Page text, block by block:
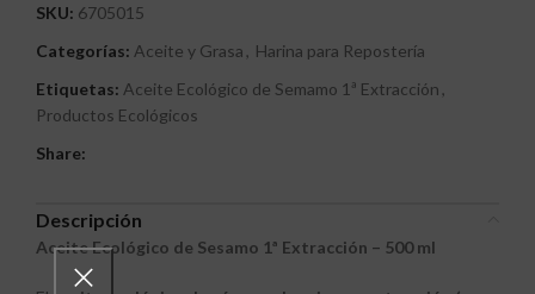
SKU: 6705015
Categorías: Aceite y Grasa , Harina para Repostería
Etiquetas: Aceite Ecológico de Semamo 1ª Extracción ,
Productos Ecológicos
Share:
Descripción
Aceite Ecológico de Sesamo 1ª Extracción – 500 ml